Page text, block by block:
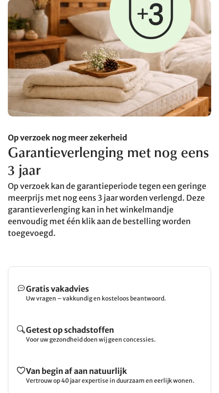
Op verzoek nog meer zekerheid
Garantieverlenging met nog eens
3 jaar
Op verzoek kan de garantieperiode tegen een geringe
meerprijs met nog eens 3 jaar worden verlengd. Deze
garantieverlenging kan in het winkelmandje
eenvoudig met één klik aan de bestelling worden
toegevoegd.
Gratis vakadvies
Uw vragen – vakkundig en kosteloos beantwoord.
Getest op schadstoffen
Voor uw gezondheid doen wij geen concessies.
Van begin af aan natuurlijk
Vertrouw op 40 jaar expertise in duurzaam en eerlijk wonen.